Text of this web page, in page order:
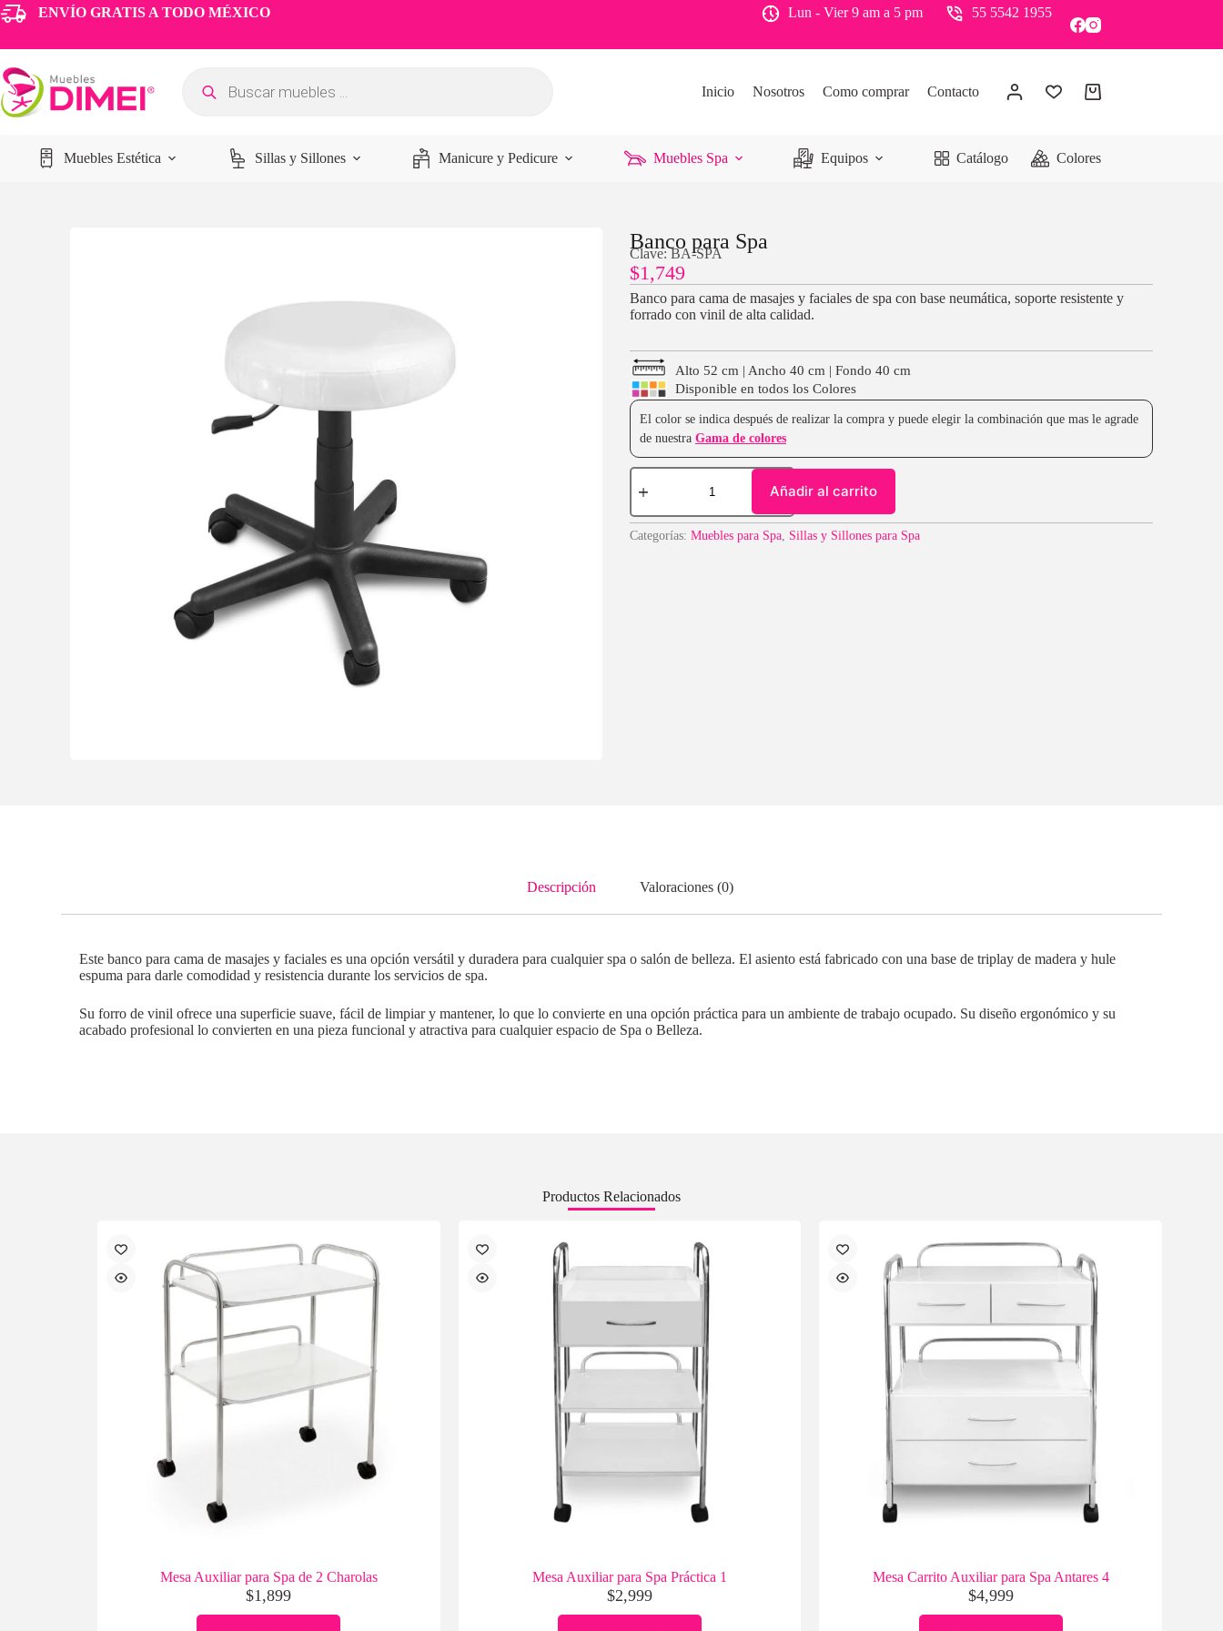
ENVÍO GRATIS A TODO MÉXICO Lun - Vier 9 am a 5 pm 55 5542 1955
Inicio Nosotros Como comprar Contacto
Muebles Estética Sillas y Sillones Manicure y Pedicure Muebles Spa Equipos Catálogo Colores
Banco para Spa
Clave: BA-SPA
$1,749
Banco para cama de masajes y faciales de spa con base neumática, soporte resistente y
forrado con vinil de alta calidad.
Alto 52 cm | Ancho 40 cm | Fondo 40 cm
Disponible en todos los Colores
El color se indica después de realizar la compra y puede elegir la combinación que mas le agrade
de nuestra Gama de colores
Añadir al carrito
Categorías: Muebles para Spa, Sillas y Sillones para Spa
Descripción Valoraciones (0)
Este banco para cama de masajes y faciales es una opción versátil y duradera para cualquier spa o salón de belleza. El asiento está fabricado con una base de triplay de madera y hule
espuma para darle comodidad y resistencia durante los servicios de spa.
Su forro de vinil ofrece una superficie suave, fácil de limpiar y mantener, lo que lo convierte en una opción práctica para un ambiente de trabajo ocupado. Su diseño ergonómico y su
acabado profesional lo convierten en una pieza funcional y atractiva para cualquier espacio de Spa o Belleza.
Productos Relacionados
Mesa Auxiliar para Spa de 2 Charolas
$1,899
Mesa Auxiliar para Spa Práctica 1
$2,999
Mesa Carrito Auxiliar para Spa Antares 4
$4,999